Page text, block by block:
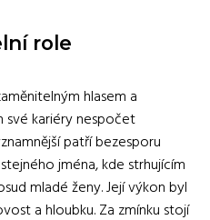
role
hlasem a
své kariéry nespočet
patří bezesporu
jména, kde strhujícím
mladé ženy. Její výkon byl
a hloubku. Za zmínku stojí